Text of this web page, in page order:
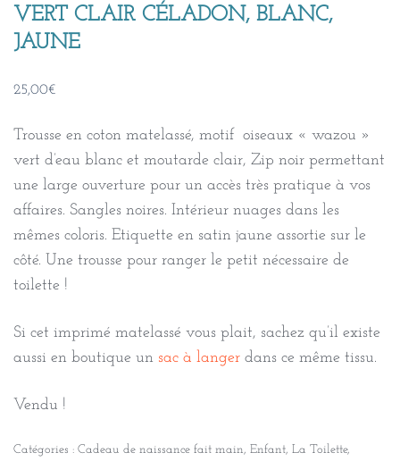
VERT CLAIR CÉLADON, BLANC,
JAUNE
25,00€
Trousse en coton matelassé, motif oiseaux « wazou »
vert d’eau blanc et moutarde clair, Zip noir permettant
une large ouverture pour un accès très pratique à vos
affaires. Sangles noires. Intérieur nuages dans les
mêmes coloris. Etiquette en satin jaune assortie sur le
côté. Une trousse pour ranger le petit nécessaire de
toilette !
Si cet imprimé matelassé vous plait, sachez qu’il existe
aussi en boutique un sac à langer dans ce même tissu.
Vendu !
Catégories : Cadeau de naissance fait main, Enfant, La Toilette,